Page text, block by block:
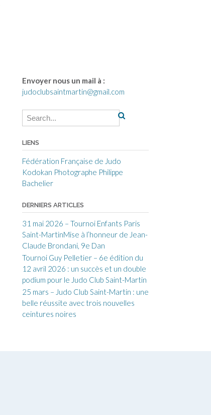
Envoyer nous un mail à :
judoclubsaintmartin@gmail.com
LIENS
Fédération Française de Judo
Kodokan Photographe Philippe
Bachelier
DERNIERS ARTICLES
31 mai 2026 – Tournoi Enfants Paris
Saint-MartinMise à l’honneur de Jean-
Claude Brondani, 9e Dan
Tournoi Guy Pelletier – 6e édition du
12 avril 2026 : un succès et un double
podium pour le Judo Club Saint-Martin
25 mars – Judo Club Saint-Martin : une
belle réussite avec trois nouvelles
ceintures noires